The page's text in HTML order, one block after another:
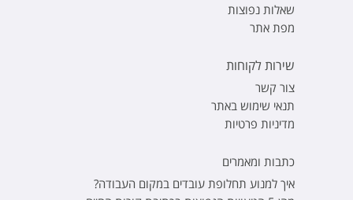
שאלות נפוצות
מפת אתר
שירות לקוחות
צור קשר
תנאי שימוש באתר
מדיניות פרטיות
כתבות ומאמרים
איך למנוע תחלופת עובדים במקום העבודה?